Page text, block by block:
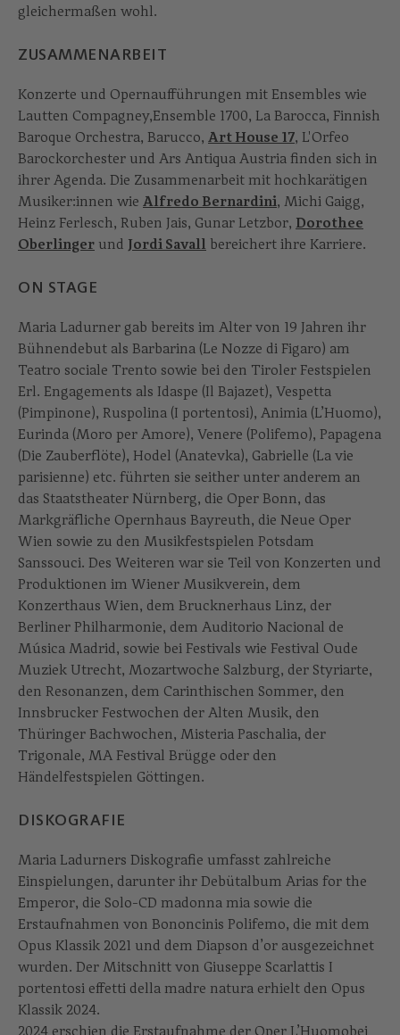
gleichermaßen wohl.
ZUSAMMENARBEIT
Konzerte und Opernaufführungen mit Ensembles wie
Lautten Compagney,Ensemble 1700, La Barocca, Finnish
Baroque Orchestra, Barucco, Art House 17, L'Orfeo
Barockorchester und Ars Antiqua Austria finden sich in
ihrer Agenda. Die Zusammenarbeit mit hochkarätigen
Musiker:innen wie Alfredo Bernardini, Michi Gaigg,
Heinz Ferlesch, Ruben Jais, Gunar Letzbor, Dorothee
Oberlinger und Jordi Savall bereichert ihre Karriere.
ON STAGE
Maria Ladurner gab bereits im Alter von 19 Jahren ihr
Bühnendebut als Barbarina (Le Nozze di Figaro) am
Teatro sociale Trento sowie bei den Tiroler Festspielen
Erl. Engagements als Idaspe (Il Bajazet), Vespetta
(Pimpinone), Ruspolina (I portentosi), Animia (L’Huomo),
Eurinda (Moro per Amore), Venere (Polifemo), Papagena
(Die Zauberflöte), Hodel (Anatevka), Gabrielle (La vie
parisienne) etc. führten sie seither unter anderem an
das Staatstheater Nürnberg, die Oper Bonn, das
Markgräfliche Opernhaus Bayreuth, die Neue Oper
Wien sowie zu den Musikfestspielen Potsdam
Sanssouci. Des Weiteren war sie Teil von Konzerten und
Produktionen im Wiener Musikverein, dem
Konzerthaus Wien, dem Brucknerhaus Linz, der
Berliner Philharmonie, dem Auditorio Nacional de
Música Madrid, sowie bei Festivals wie Festival Oude
Muziek Utrecht, Mozartwoche Salzburg, der Styriarte,
den Resonanzen, dem Carinthischen Sommer, den
Innsbrucker Festwochen der Alten Musik, den
Thüringer Bachwochen, Misteria Paschalia, der
Trigonale, MA Festival Brügge oder den
Händelfestspielen Göttingen.
DISKOGRAFIE
Maria Ladurners Diskografie umfasst zahlreiche
Einspielungen, darunter ihr Debütalbum Arias for the
Emperor, die Solo-CD madonna mia sowie die
Erstaufnahmen von Bononcinis Polifemo, die mit dem
Opus Klassik 2021 und dem Diapson d’or ausgezeichnet
wurden. Der Mitschnitt von Giuseppe Scarlattis I
portentosi effetti della madre natura erhielt den Opus
Klassik 2024.
2024 erschien die Erstaufnahme der Oper L’Huomobei